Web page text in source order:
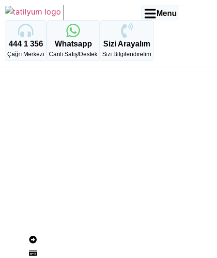
Menu
444 1 356
Çağrı Merkezi
Whatsapp
Canlı Satış/Destek
Sizi Arayalım
Sizi Bilgilendirelim